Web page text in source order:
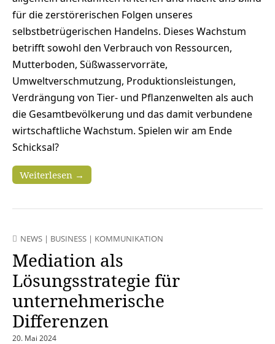
für die zerstörerischen Folgen unseres
selbstbetrügerischen Handelns. Dieses Wachstum
betrifft sowohl den Verbrauch von Ressourcen,
Mutterboden, Süßwasservorräte,
Umweltverschmutzung, Produktionsleistungen,
Verdrängung von Tier- und Pflanzenwelten als auch
die Gesamtbevölkerung und das damit verbundene
wirtschaftliche Wachstum. Spielen wir am Ende
Schicksal?
Weiterlesen →
NEWS | BUSINESS | KOMMUNIKATION
Mediation als
Lösungsstrategie für
unternehmerische
Differenzen
20. Mai 2024